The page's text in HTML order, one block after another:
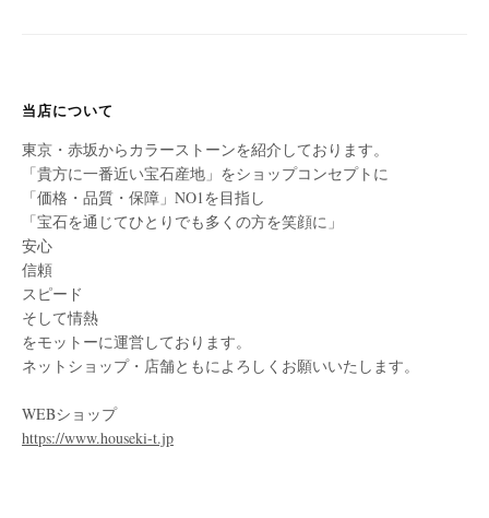
当店について
東京・赤坂からカラーストーンを紹介しております。
「貴方に一番近い宝石産地」をショップコンセプトに
「価格・品質・保障」NO1を目指し
「宝石を通じてひとりでも多くの方を笑顔に」
安心
信頼
スピード
そして情熱
をモットーに運営しております。
ネットショップ・店舗ともによろしくお願いいたします。
WEBショップ
https://www.houseki-t.jp